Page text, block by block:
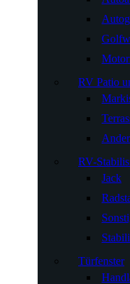
RV Patio
RV-
Jack
Türfenster